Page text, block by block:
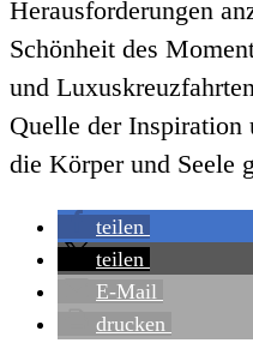
Herausforderungen
Schönheit des
und
Quelle der Inspiration
die Körper und Seele
teilen
teilen
E-Mail
drucken